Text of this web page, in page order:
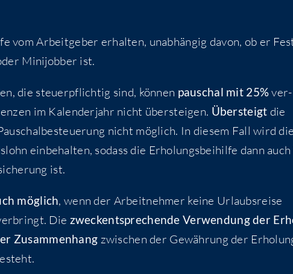
vom Arbeit­ge­ber erhal­ten, unab­hän­gig davon, ob er
Mini­job­ber ist.
die steu­er­pflich­tig sind, kön­nen pau­schal mit 25%ver­
im Kalen­der­jahr nicht über­stei­gen. Über­steigt die
nicht mög­lich. In die­sem Fall wird die
ein­be­hal­ten, sodass die Erho­lungs­bei­hil­fe dann auch
ist.
mög­lich, wenn der Arbeit­neh­mer kei­ne Urlaubs­rei­se
Die zweck­ent­spre­chen­de Ver­wen­dung der
Zusam­men­hang zwi­schen der Gewäh­rung der